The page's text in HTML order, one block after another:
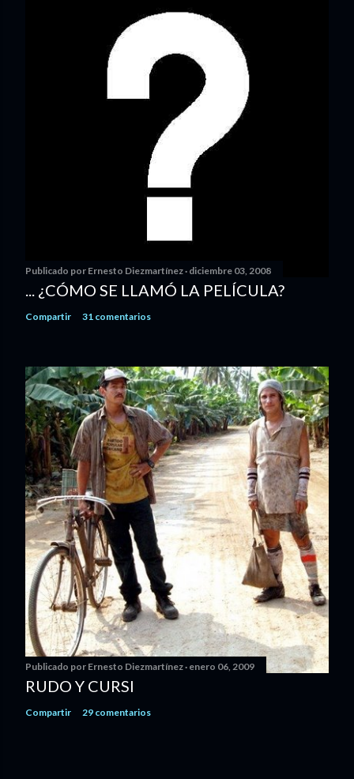
Publicado por Ernesto Diezmartínez diciembre 03, 2008
... ¿CÓMO SE LLAMÓ LA PELÍCULA?
Compartir 31 comentarios
Publicado por Ernesto Diezmartínez enero 06, 2009
RUDO Y CURSI
Compartir 29 comentarios